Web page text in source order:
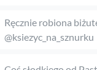
Ręcznie robiona
@ksiezyc_na_sznurku